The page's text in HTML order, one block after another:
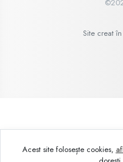
©
Site creat în
Acest site folosește cookies,